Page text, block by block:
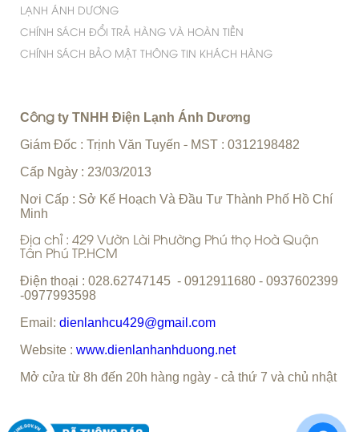
Máy giặt Toshiba
nước cao, giữ cho gia đình bạn có thêm được một khoản tiết
mình.
LẠNH ÁNH DƯƠNG
CHÍNH SÁCH ĐỔI TRẢ HÀNG VÀ HOÀN TIỀN
CHÍNH SÁCH BẢO MẬT THÔNG TIN KHÁCH HÀNG
Công ty TNHH Điện Lạnh Ánh Dương
Giám Đốc : Trịnh Văn Tuyến - MST : 0312198482
Cấp Ngày : 23/03/2013
Nơi Cấp : Sở Kế Hoạch Và Đầu Tư Thành Phố Hồ Chí
Minh
Địa chỉ : 429 Vườn Lài Phường Phú thọ Hoà Quận
Tân Phú TP.HCM
Điện thoại : 028.62747145 - 0912911680 - 0937602399
-0977993598
Email: dienlanhcu429@gmail.com
Website : www.dienlanhanhduong.net
Mở cửa từ 8h đến 20h hàng ngày - cả thứ 7 và chủ nhật